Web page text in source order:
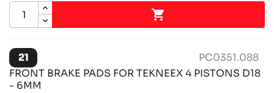

21
PC0351.088
FRONT BRAKE PADS FOR TEKNEEX 4 PISTONS D18
- 6MM